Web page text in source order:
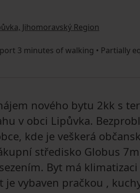
Jihomoravský Region
3 minutes of walking • Partially
nového bytu 2kk s
v obci Lipůvka.
kde je veškerá
středisko Globus
Byt má
je vybaven pračkou ,